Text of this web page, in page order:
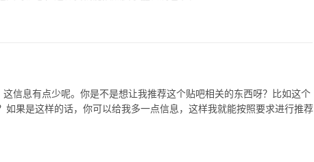
这信息有点少呢。你是不是想让我推荐这个贴吧相关的东西呀？比如这个
如果是这样的话，你可以给我多一点信息，这样我就能按照要求进行推荐